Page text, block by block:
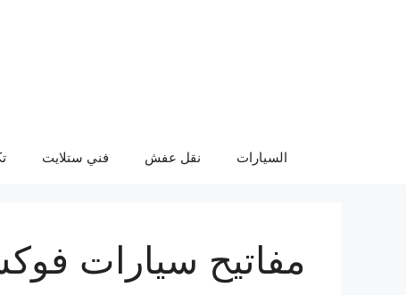
السيارات نقل عفش فني ستلايت
مفاتيح سيارات